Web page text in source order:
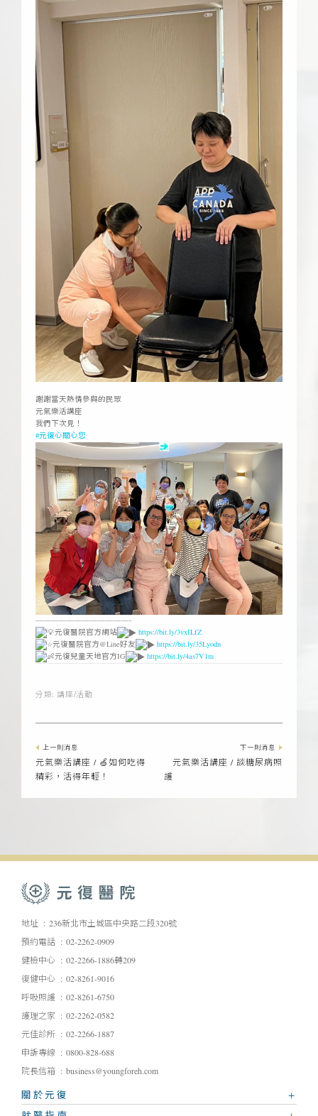
謝謝當天熱情參與的民眾
元氣樂活講座
我們下次見！
#元復心關心您
————————————-
元復醫院官方網站
https://bit.ly/3vxILfZ
元復醫院官方@Line好友
https://bit.ly/35Lyodn
元復兒童天地官方IG
https://bit.ly/4as7V1m
分類:講座/活動
上一則消息
元氣樂活講座 / 🍏如何吃得
精彩，活得年輕！
下一則消息
元氣樂活講座 / 談糖尿病照
護
地址
236新北市土城區中央路二段320號
預約電話
02-2262-0909
健檢中心
02-2266-1886轉209
復健中心
02-8261-9016
呼吸照護
02-8261-6750
護理之家
02-2262-0582
元佳診所
02-2266-1887
申訴專線
0800-828-688
院長信箱
business@youngforeh.com
關於元復